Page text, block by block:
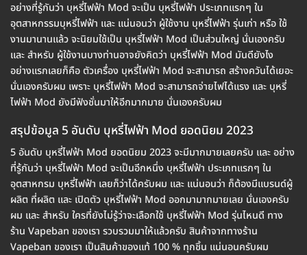
อย่างที่รู้กันว่า บุหรี่ไฟฟ้า Mod จะเป็น บุหรี่ไฟฟ้า ประเภทแรกๆ ใน
อุตสาหกรรมบุหรี่ไฟฟ้า และ แน่นอนว่า ผู้ใช้งาน บุหรี่ไฟฟ้า รุ่นเก่า หรือ ใช้
งานมานานแล้ว จะนิยมใช้เป็น บุหรี่ไฟฟ้า Mod เป็นส่วนใหญ่ นั่นเองครับ
และ สำหรับ ผู้ใช้งานบางท่านอาจยังคิดว่า บุหรี่ไฟฟ้า Mod มันดียังไง
อย่างแรกเลยก็คือ ตัวเครื่อง บุหรี่ไฟฟ้า Mod จะสามารถ สร้างควันได้เยอะ
นั่นเองครับผม เพราะ บุหรี่ไฟฟ้า Mod จะสามารถจ่ายไฟได้แรง และ บุหรี่
ไฟฟ้า Mod ยังมีฟังชั่นมาให้อีกมากมาย นั่นเองครับผม
สรุปข้อมูล 5 อันดับ บุหรี่ไฟฟ้า Mod ยอดนิยม 2023
5 อันดับ บุหรี่ไฟฟ้า Mod ยอดนิยม 2023 จะมีมากมายเลยครับ และ อย่าง
ที่รู้กันว่า บุหรี่ไฟฟ้า Mod จะเป็นอีกหนึ่ง บุหรี่ไฟฟ้า ประเภทแรกๆ ใน
อุตสาหกรม บุหรี่ไฟฟ้า เลยก็ว่าได้ครับผม และ แน่นอนว่า ก็ต้องมีแบรนด์ผู้
ผลิต ที่ผลิต และ เปิดตัว บุหรี่ไฟฟ้า Mod ออกมามากมายเลย นั่นเองครับ
ผม และ สำหรับ ใครที่ยังไม่รู้ว่าจะเลือกใช้ บุหรี่ไฟฟ้า Mod รุ่นไหนดี ทาง
ร้าน Vapeban ของเรา รวบรวมมาให้แล้วครับ สินค้าจากทางร้าน
Vapeban ของเรา เป็นสินค้าของแท้ 100 % ทุกชิ้น แน่นอนครับผม